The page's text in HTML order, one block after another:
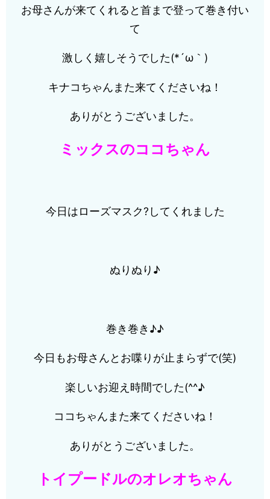
お母さんが来てくれると首まで登って巻き付い
て
激しく嬉しそうでした(*´ω｀)
キナコちゃんまた来てくださいね！
ありがとうございました。
ミックスのココちゃん
今日はローズマスク?してくれました
ぬりぬり♪
巻き巻き♪♪
今日もお母さんとお喋りが止まらずで(笑)
楽しいお迎え時間でした(^^♪
ココちゃんまた来てくださいね！
ありがとうございました。
トイプードルのオレオちゃん